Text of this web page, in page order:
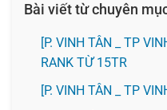
Bài viết từ chuyên
[P. VINH TÂN _ TP
RANK TỪ 15TR
[P. VINH TÂN _ TP